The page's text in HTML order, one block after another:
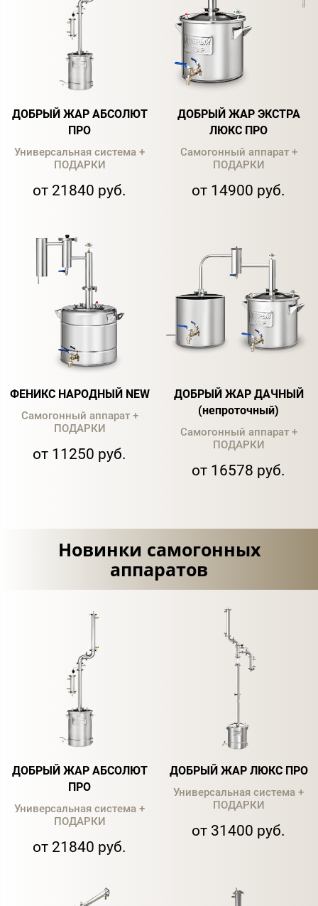
ДОБРЫЙ ЖАР АБСОЛЮТ
ПРО
Универсальная система +
ПОДАРКИ
от 21840 руб.
ДОБРЫЙ ЖАР ЭКСТРА
ЛЮКС ПРО
Самогонный аппарат +
ПОДАРКИ
от 14900 руб.
ФЕНИКС НАРОДНЫЙ NEW
Самогонный аппарат +
ПОДАРКИ
от 11250 руб.
ДОБРЫЙ ЖАР ДАЧНЫЙ
(непроточный)
Самогонный аппарат +
ПОДАРКИ
от 16578 руб.
Новинки самогонных
аппаратов
ДОБРЫЙ ЖАР АБСОЛЮТ
ПРО
Универсальная система +
ПОДАРКИ
от 21840 руб.
ДОБРЫЙ ЖАР ЛЮКС ПРО
Универсальная система +
ПОДАРКИ
от 31400 руб.